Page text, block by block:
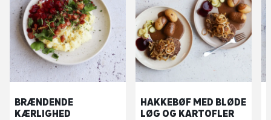
BRÆNDENDE
KÆRLIGHED
HAKKEBØF MED BLØDE
LØG OG KARTOFLER